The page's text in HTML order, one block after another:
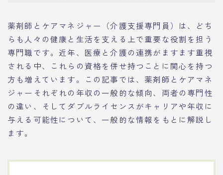
薬剤師とケアマネジャー（介護支援専門員）は、どち
らも人々の健康と生活を支える上で重要な役割を担う
専門職です。近年、医療と介護の連携がますます重視
される中、これらの資格を併せ持つことに関心を持つ
方も増えています。この記事では、薬剤師とケアマネ
ジャーそれぞれの年収の一般的な傾向、両者の専門性
の違い、そしてダブルライセンスがキャリアや年収に
与える可能性について、一般的な情報をもとに解説し
ます。